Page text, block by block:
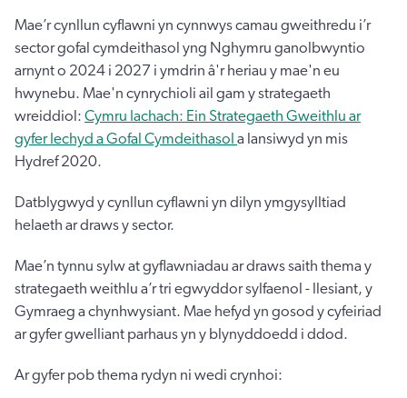
Mae’r cynllun cyflawni yn cynnwys camau gweithredu i’r
sector gofal cymdeithasol yng Nghymru ganolbwyntio
arnynt o 2024 i 2027 i ymdrin â'r heriau y mae'n eu
hwynebu. Mae'n cynrychioli ail gam y strategaeth
wreiddiol: Cymru Iachach: Ein Strategaeth Gweithlu ar
gyfer Iechyd a Gofal Cymdeithasol a lansiwyd yn mis
Hydref 2020.
Datblygwyd y cynllun cyflawni yn dilyn ymgysylltiad
helaeth ar draws y sector.
Mae’n tynnu sylw at gyflawniadau ar draws saith thema y
strategaeth weithlu a’r tri egwyddor sylfaenol - llesiant, y
Gymraeg a chynhwysiant. Mae hefyd yn gosod y cyfeiriad
ar gyfer gwelliant parhaus yn y blynyddoedd i ddod.
Ar gyfer pob thema rydyn ni wedi crynhoi: